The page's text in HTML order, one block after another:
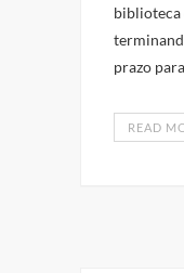
biblioteca
prazo
READ